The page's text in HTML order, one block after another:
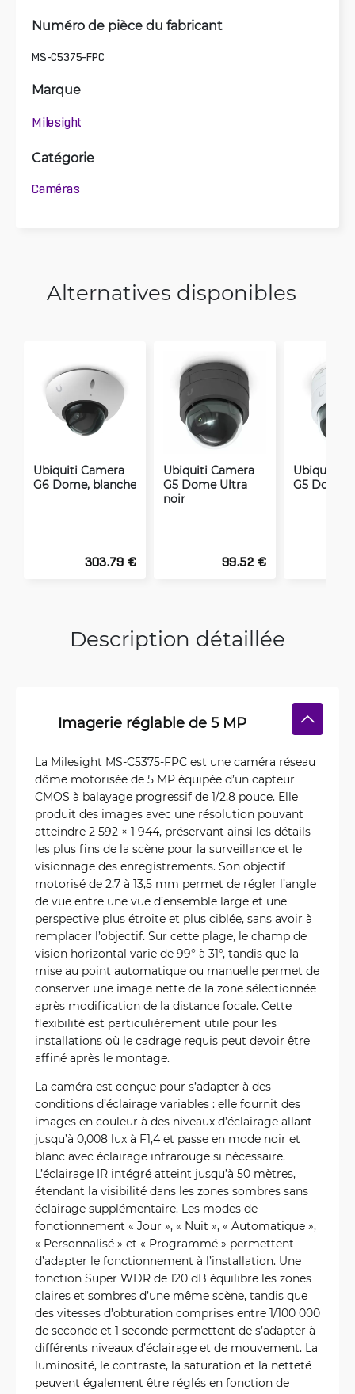
Numéro de pièce du fabricant
MS-C5375-FPC
Marque
Milesight
Catégorie
Caméras
Alternatives disponibles
Ubiquiti Camera
G6 Dome, blanche
303.79 €
Ubiquiti Camera
G5 Dome Ultra
noir
99.52 €
Ubiquiti
G5 Dome
Description détaillée
Imagerie réglable de 5 MP
La Milesight MS-C5375-FPC est une caméra réseau
dôme motorisée de 5 MP équipée d’un capteur
CMOS à balayage progressif de 1/2,8 pouce. Elle
produit des images avec une résolution pouvant
atteindre 2 592 × 1 944, préservant ainsi les détails
les plus fins de la scène pour la surveillance et le
visionnage des enregistrements. Son objectif
motorisé de 2,7 à 13,5 mm permet de régler l’angle
de vue entre une vue d’ensemble large et une
perspective plus étroite et plus ciblée, sans avoir à
remplacer l’objectif. Sur cette plage, le champ de
vision horizontal varie de 99° à 31°, tandis que la
mise au point automatique ou manuelle permet de
conserver une image nette de la zone sélectionnée
après modification de la distance focale. Cette
flexibilité est particulièrement utile pour les
installations où le cadrage requis peut devoir être
affiné après le montage.
La caméra est conçue pour s’adapter à des
conditions d’éclairage variables : elle fournit des
images en couleur à des niveaux d’éclairage allant
jusqu’à 0,008 lux à F1,4 et passe en mode noir et
blanc avec éclairage infrarouge si nécessaire.
L’éclairage IR intégré atteint jusqu’à 50 mètres,
étendant la visibilité dans les zones sombres sans
éclairage supplémentaire. Les modes de
fonctionnement « Jour », « Nuit », « Automatique »,
« Personnalisé » et « Programmé » permettent
d’adapter le fonctionnement à l’installation. Une
fonction Super WDR de 120 dB équilibre les zones
claires et sombres d’une même scène, tandis que
des vitesses d’obturation comprises entre 1/100 000
de seconde et 1 seconde permettent de s’adapter à
différents niveaux d’éclairage et de mouvement. La
luminosité, le contraste, la saturation et la netteté
peuvent également être réglés en fonction de